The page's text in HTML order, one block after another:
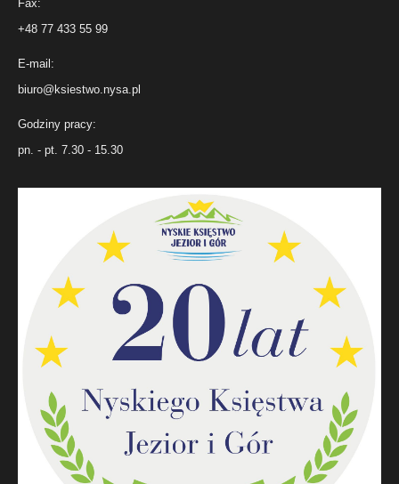
Fax:
+48 77 433 55 99
E-mail:
biuro@ksiestwo.nysa.pl
Godziny pracy:
pn. - pt. 7.30 - 15.30